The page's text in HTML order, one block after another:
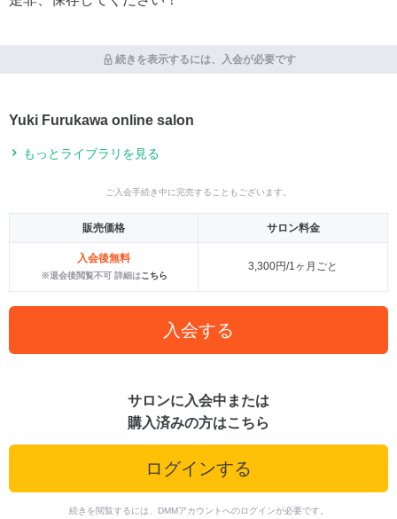
続きを表示するには、入会が必要です
Yuki Furukawa online salon
もっとライブラリを見る
ご入会手続き中に完売することもございます。
販売価格 サロン料金
入会後無料
※退会後閲覧不可 詳細はこちら
3,300円/1ヶ月ごと
入会する
サロンに入会中または
購入済みの方はこちら
ログインする
続きを閲覧するには、DMMアカウントへのログインが必要です。